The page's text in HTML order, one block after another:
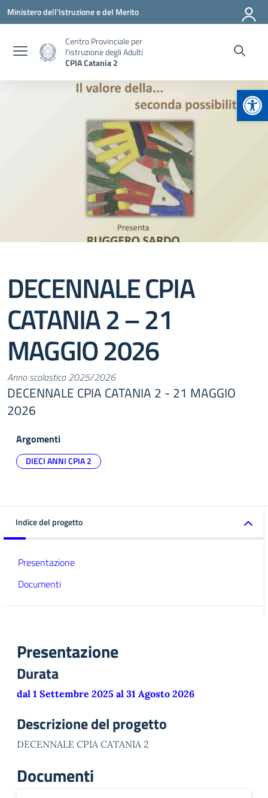
Vai ai contenuti
Vai al menu di navigazione
Vai al footer
Ministero dell'Istruzione e del Merito
Centro Provinciale per
l'istruzione degli Adulti
CPIA Catania 2
DECENNALE CPIA
CATANIA 2 – 21
MAGGIO 2026
Anno scolastico 2025/2026
DECENNALE CPIA CATANIA 2 - 21 MAGGIO
2026
Argomenti
DIECI ANNI CPIA 2
Indice del progetto
Presentazione
Documenti
Presentazione
Durata
dal 1 Settembre 2025 al 31 Agosto 2026
Descrizione del progetto
DECENNALE CPIA CATANIA 2
Documenti